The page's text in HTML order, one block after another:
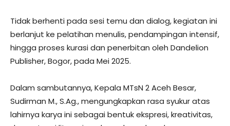
Tidak berhenti pada sesi temu dan dialog, kegiatan ini
berlanjut ke pelatihan menulis, pendampingan intensif,
hingga proses kurasi dan penerbitan oleh Dandelion
Publisher, Bogor, pada Mei 2025.
Dalam sambutannya, Kepala MTsN 2 Aceh Besar,
Sudirman M., S.Ag., mengungkapkan rasa syukur atas
lahirnya karya ini sebagai bentuk ekspresi, kreativitas,